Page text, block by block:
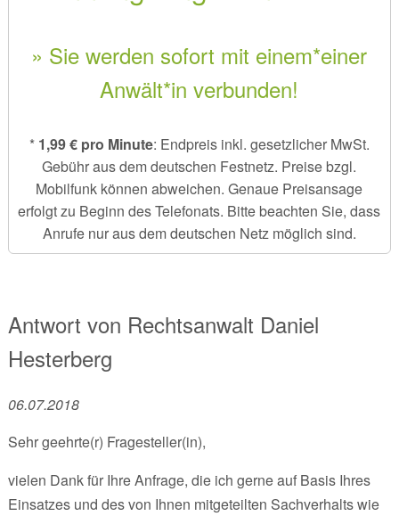
» Sie werden sofort mit einem*einer
Anwält*in verbunden!
* 1,99 € pro Minute: Endpreis inkl. gesetzlicher MwSt.
Gebühr aus dem deutschen Festnetz. Preise bzgl.
Mobilfunk können abweichen. Genaue Preisansage
erfolgt zu Beginn des Telefonats. Bitte beachten Sie, dass
Anrufe nur aus dem deutschen Netz möglich sind.
Antwort von Rechtsanwalt Daniel
Hesterberg
06.07.2018
Sehr geehrte(r) Fragesteller(in),
vielen Dank für Ihre Anfrage, die ich gerne auf Basis Ihres
Einsatzes und des von Ihnen mitgeteilten Sachverhalts wie